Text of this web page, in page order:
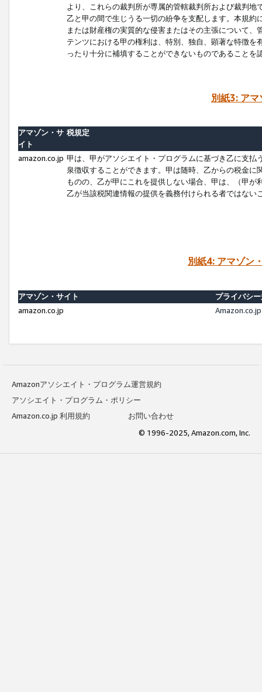
より、これらの裁判所が専属的管轄裁判所および裁判
乙と甲の間で生じうる一切の紛争を支配します。本規
または財産権の実質的な侵害またはその主張について
テンツにおける甲の権利は、特別、独自、顕著な特徴
ったり十分に補填することができないものであることを
別紙3: ア
アマゾン・サ
イト
税規定
amazon.co.jp 甲は、甲がアソシエイト・プログラムに基づき乙に支
泉徴収することができます。甲は随時、乙からの税金
ものの、乙が甲にこれを提供しない場合、甲は、（甲
乙が当該税関連情報の提供を義務付けられる者ではな
別紙4: アマゾン
アマゾン・サイト
プライバシ
amazon.co.jp
Amazonアソシエイト・プログラム運営規約
アソシエイト・プログラム・ポリシー
Amazon.co.jp 利用規約
お問い合わせ
© 1996-2025, Amazon.com, Inc.